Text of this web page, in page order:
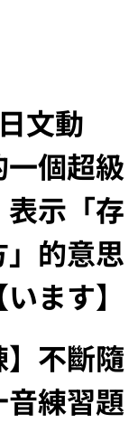
文動
個超級
示「存
的意思
ます】
】不斷隨
練習題